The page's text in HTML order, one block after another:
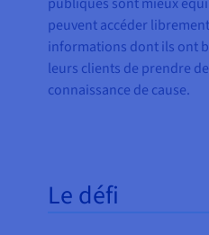
publiques sont mieux
peuvent accéder
informations dont ils ont
leurs clients de prendre
connaissance de cause.
Le défi